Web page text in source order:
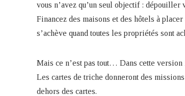
vous n’avez qu’un seul objectif : dépouiller
Financez des maisons et des hôtels à
s’achève quand toutes les propriétés sont
Mais ce n’est pas tout… Dans cette
Les cartes de triche donneront des
dehors des cartes.